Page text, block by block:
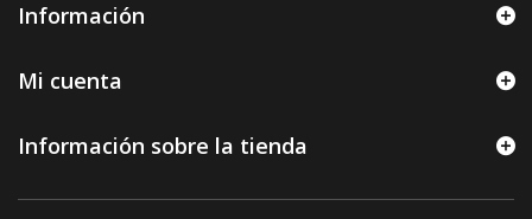
Información
Mi cuenta
Información sobre la tienda